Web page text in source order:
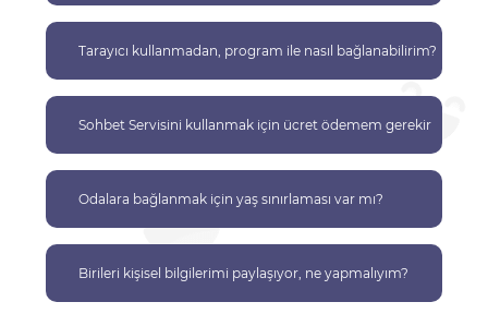
Tarayıcı kullanmadan, program ile nasıl bağlanabilirim?
Sohbet Servisini kullanmak için ücret ödemem gerekir
Odalara bağlanmak için yaş sınırlaması var mı?
Birileri kişisel bilgilerimi paylaşıyor, ne yapmalıyım?